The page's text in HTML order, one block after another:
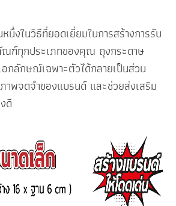
งในวิธีที่ยอดเยี่ยมในการสร้างการรับ
ฑ์ทุกประเภทของคุณ ถุงกระดาษ
ลักษณ์เฉพาะตัวได้กลายเป็นส่วน
าพจดจำของแบรนด์ และช่วยส่งเสริม
ดี